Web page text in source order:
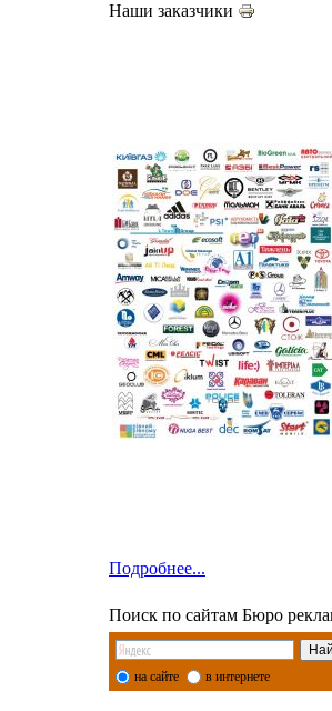
Наши заказчики
Подробнее...
Поиск по сайтам Бюро
на сайте в интернете